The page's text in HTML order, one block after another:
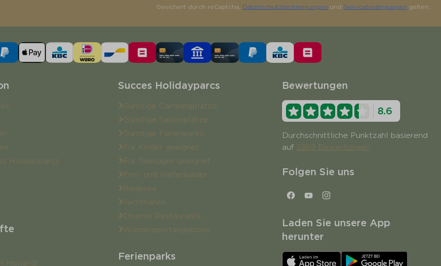
Gesichert durch reCaptcha, Datenschutzbestimmungen und Servicebedingungen gelten.
Holidayparcs
Holland
Succes Holidayparcs
Günstige Campingplätze
Günstige Saisonplätze
Günstige Ferienparks
Für Kinder geeignet
Für Teenager geeignet
Frei- und Hallenbäder
Badesee
Yachthafen
Diverse Restaurants
Wassersportangebote
Ferienparks
Bewertungen
8.6
Durchschnittliche Punktzahl basierend
auf 2369 Bewertungen
Folgen Sie uns
Laden Sie unsere App
herunter